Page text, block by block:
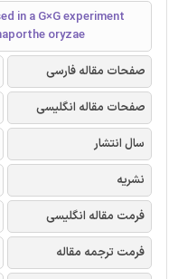
in a G×G experiment
oryzae
صفحات مقاله فارسی
صفحات مقاله انگلیسی
سال انتشار
نشریه
فرمت مقاله انگلیسی
فرمت ترجمه مقاله